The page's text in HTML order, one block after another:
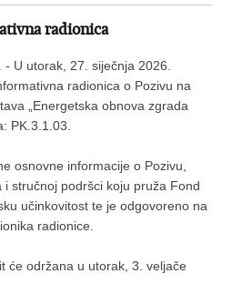
radionica
. - U utorak, 27. siječnja 2026.
radionica o Pozivu na
„Energetska obnova zgrada
PK.3.1.03.
osnovne informacije o Pozivu,
stručnoj podršci koju pruža Fond
učinkovitost te je odgovoreno na
radionice.
će održana u utorak, 3. veljače